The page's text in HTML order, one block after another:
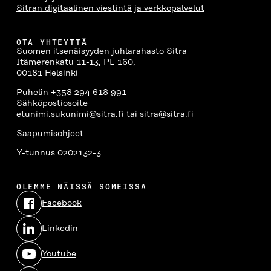
Sitran digitaalinen viestintä ja verkkopalvelut
OTA YHTEYTTÄ
Suomen itsenäisyyden juhlarahasto Sitra
Itämerenkatu 11-13, PL 160,
00181 Helsinki
Puhelin +358 294 618 991
Sähköpostiosoite
etunimi.sukunimi@sitra.fi tai sitra@sitra.fi
Saapumisohjeet
Y-tunnus 0202132-3
OLEMME NÄISSÄ SOMEISSA
Facebook
Avautuu
uudessa
ikkunassaLinkedin
Avautuu
uudessa
ikkunassaYoutube
Avautuu